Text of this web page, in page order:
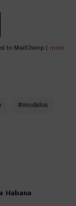
to MailChimp ( more
#modelos
Habana